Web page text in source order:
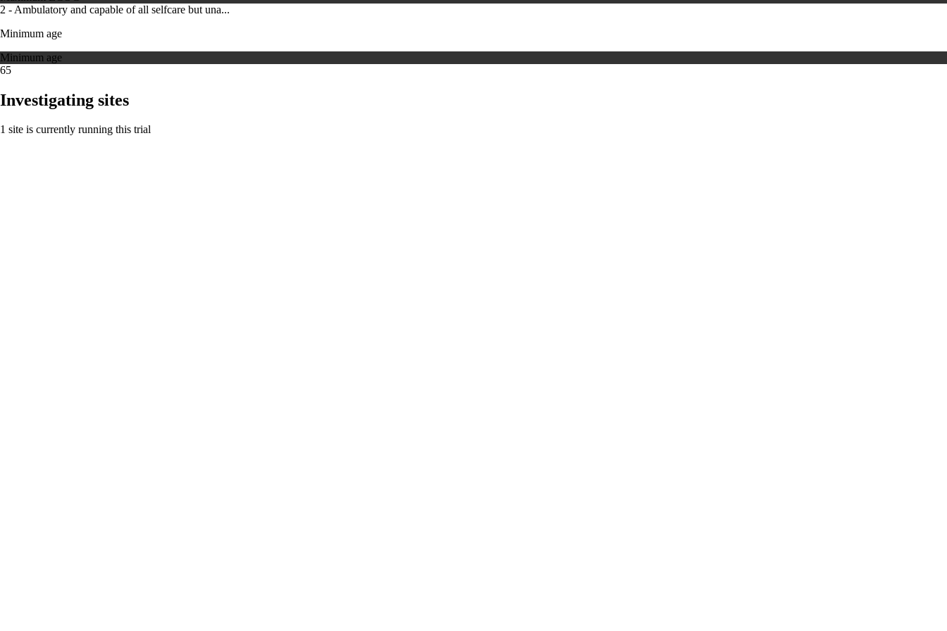
2 - Ambulatory and capable of all selfcare but una...
Minimum age
Minimum age
65
Investigating sites
1 site is currently running this trial